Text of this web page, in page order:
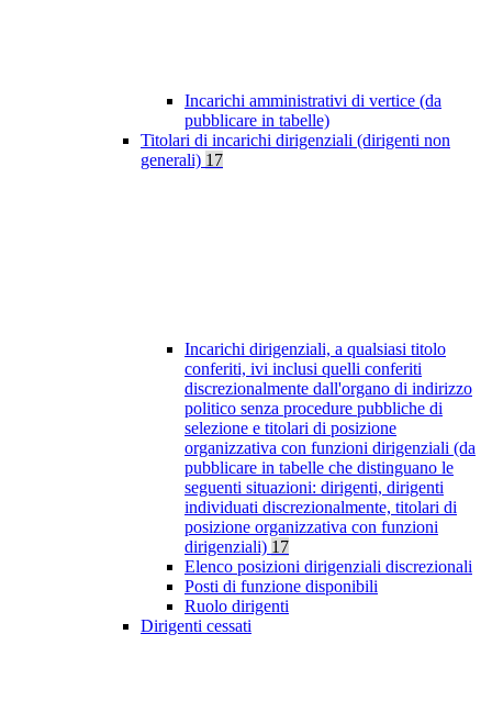
Incarichi amministrativi di vertice (da
pubblicare in tabelle)
Titolari di incarichi dirigenziali (dirigenti non
generali) 17
Incarichi dirigenziali, a qualsiasi titolo
conferiti, ivi inclusi quelli conferiti
discrezionalmente dall'organo di indirizzo
politico senza procedure pubbliche di
selezione e titolari di posizione
organizzativa con funzioni dirigenziali (da
pubblicare in tabelle che distinguano le
seguenti situazioni: dirigenti, dirigenti
individuati discrezionalmente, titolari di
posizione organizzativa con funzioni
dirigenziali) 17
Elenco posizioni dirigenziali discrezionali
Posti di funzione disponibili
Ruolo dirigenti
Dirigenti cessati